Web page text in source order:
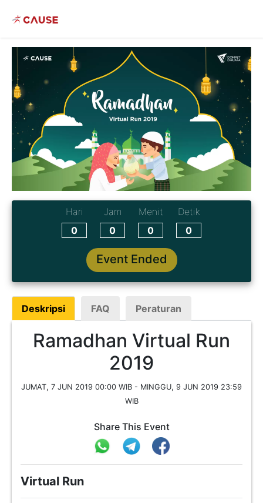
Hari Jam Menit
Detik
0
0 0 0
Event Ended
Deskripsi FAQ Peraturan
Ramadhan Virtual Run
2019
JUMAT, 7 JUN 2019 00:00 WIB - MINGGU, 9 JUN 2019 23:59
WIB
Share This Event
Virtual Run